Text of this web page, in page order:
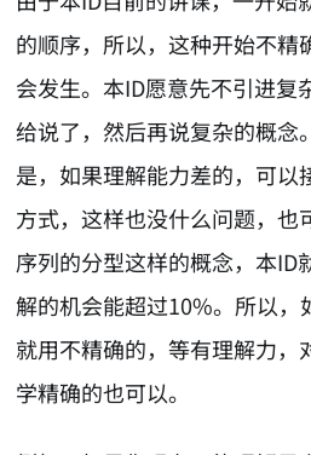
的顺序，所以，这种开始不精
会发生。本ID愿意先不引进复
给说了，然后再说复杂的概念
是，如果理解能力差的，可以
方式，这样也没什么问题，也
序列的分型这样的概念，本ID
解的机会能超过10%。所以，
就用不精确的，等有理解力，
学精确的也可以。